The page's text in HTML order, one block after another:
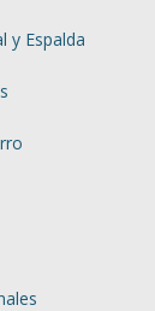
y Espalda